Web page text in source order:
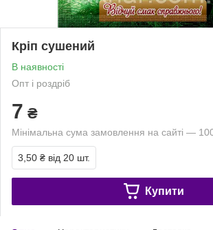
Кріп сушений
В наявності
Опт і роздріб
7 ₴
Мінімальна сума замовлення на сайті —
3,50 ₴ від 20 шт.
Купити